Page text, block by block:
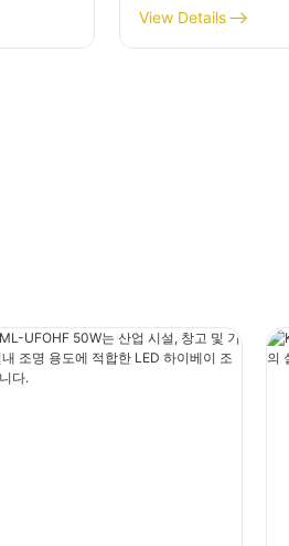
내 조명에 사용됩
View Details